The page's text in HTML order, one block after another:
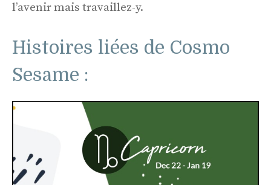
l’avenir mais travaillez-y.
Histoires liées de Cosmo
Sesame :